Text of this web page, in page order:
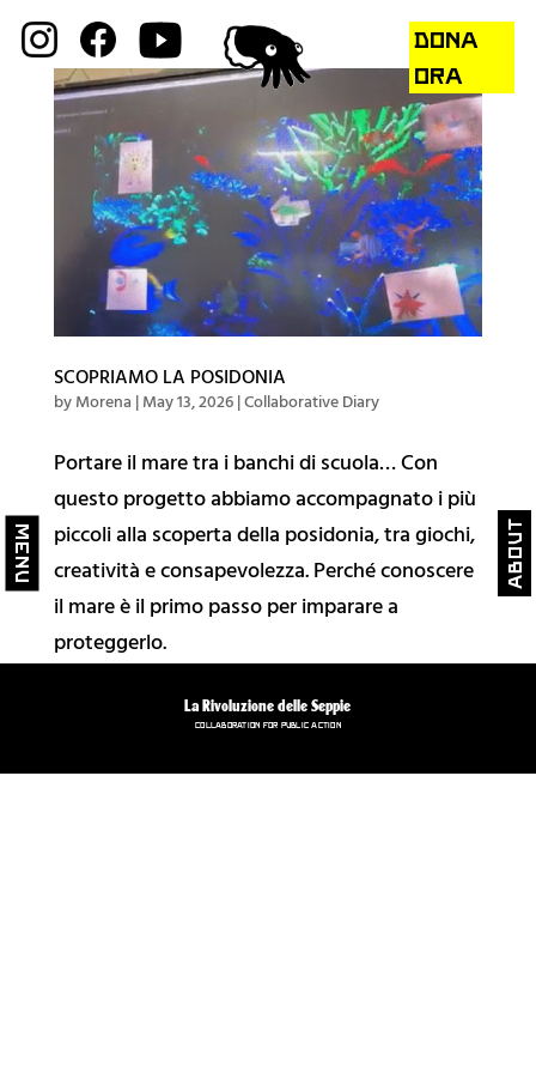
SCOPRIAMO LA POSIDONIA
byMorena|May 13, 2026|Collaborative Diary
Portare il mare tra i banchi di scuola… Con
questo progetto abbiamo accompagnato i più
piccoli alla scoperta della posidonia, tra giochi,
creatività e consapevolezza. Perché conoscere
il mare è il primo passo per imparare a
proteggerlo.
La Rivoluzione delle Seppie
COLLABORATION FOR PUBLIC ACTION
DONA
ORA
close
Sulla Rivoluzione
✨ Cosmo
🌐 Belmondo
🌎 BelMondo Calling
🏠 Casa di Belmondo
😊 Belmondo Festoons
Menu close
About